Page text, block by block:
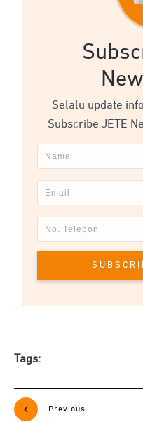
Selalu update
Subscribe JETE
Tags:
Previous